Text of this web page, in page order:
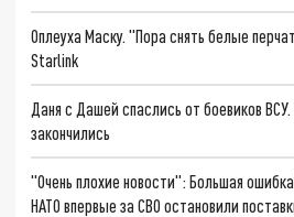
Оплеуха Маску. "Пора снять белые
Starlink
Даня с Дашей спаслись от боевиков
закончились
"Очень плохие новости": Большая
НАТО впервые за СВО остановили